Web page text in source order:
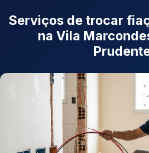
Serviços de trocar
na Vila